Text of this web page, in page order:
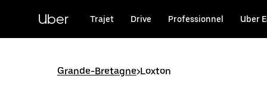
principal
Uber Trajet Drive Professionnel Uber
Grande-Bretagne>Loxton